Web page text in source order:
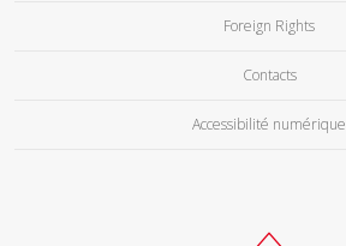
Foreign Rights
Contacts
Accessibilité numérique